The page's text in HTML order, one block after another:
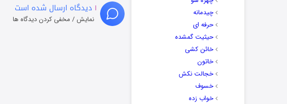
چیدمانه
حرفه ای
حیثیت گمشده
خائن کشی
خاتون
خجالت نکش
خسوف
خواب زده
۱ دیدگاه ارسال شده است
نمایش / مخفی کردن دیدگاه ها